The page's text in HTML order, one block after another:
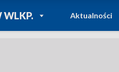
WLKP.
POWRÓT DO
TVP REGIONY
Aktualności